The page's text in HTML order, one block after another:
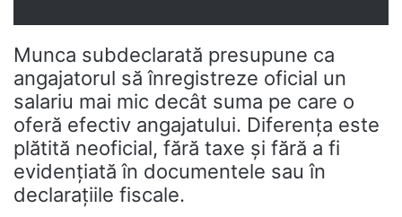
Munca subdeclarată presupune ca
angajatorul să înregistreze oficial un
salariu mai mic decât suma pe care o
oferă efectiv angajatului. Diferența este
plătită neoficial, fără taxe și fără a fi
evidențiată în documentele sau în
declarațiile fiscale.